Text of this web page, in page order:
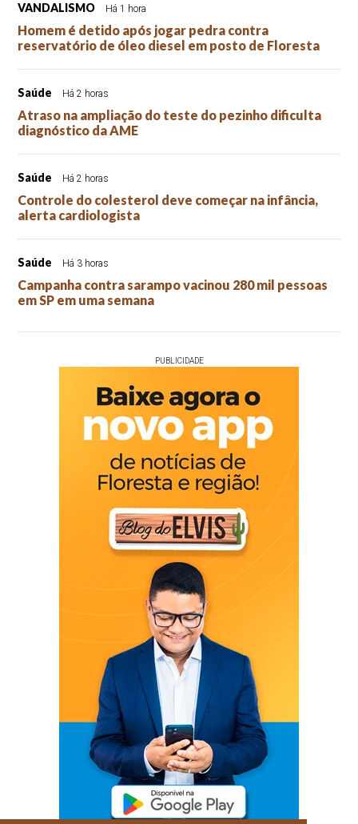
VANDALISMO Há 1 hora
Homem é detido após jogar pedra contra
reservatório de óleo diesel em posto de Floresta
Saúde Há 2 horas
Atraso na ampliação do teste do pezinho dificulta
diagnóstico da AME
Saúde Há 2 horas
Controle do colesterol deve começar na infância,
alerta cardiologista
Saúde Há 3 horas
Campanha contra sarampo vacinou 280 mil pessoas
em SP em uma semana
PUBLICIDADE